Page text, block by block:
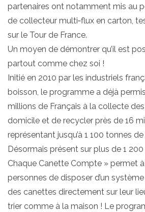
partenaires ont notamment mis au
de collecteur multi‐flux en carton,
sur le Tour de France.
Un moyen de démontrer qu’il est
partout comme chez soi !
Initié en 2010 par les industriels
boisson, le programme a déjà
millions de Français à la collecte
domicile et de recycler près de 16
représentant jusqu’à 1 100 tonnes
Désormais présent sur plus de 1
Chaque Canette Compte » permet
personnes de disposer d’un
des canettes directement sur leur
trier comme à la maison ! Le